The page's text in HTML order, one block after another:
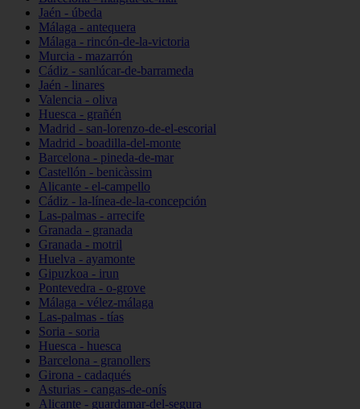
Jaén - úbeda
Málaga - antequera
Málaga - rincón-de-la-victoria
Murcia - mazarrón
Cádiz - sanlúcar-de-barrameda
Jaén - linares
Valencia - oliva
Huesca - grañén
Madrid - san-lorenzo-de-el-escorial
Madrid - boadilla-del-monte
Barcelona - pineda-de-mar
Castellón - benicàssim
Alicante - el-campello
Cádiz - la-línea-de-la-concepción
Las-palmas - arrecife
Granada - granada
Granada - motril
Huelva - ayamonte
Gipuzkoa - irun
Pontevedra - o-grove
Málaga - vélez-málaga
Las-palmas - tías
Soria - soria
Huesca - huesca
Barcelona - granollers
Girona - cadaqués
Asturias - cangas-de-onís
Alicante - guardamar-del-segura